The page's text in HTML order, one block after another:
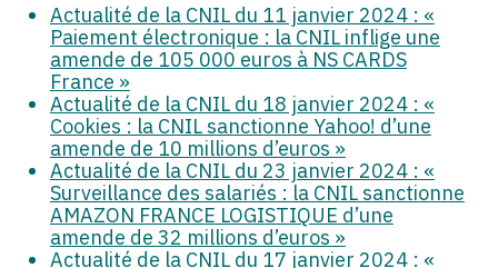
Actualité de la CNIL du 11 janvier 2024 : «
Paiement électronique : la CNIL inflige une
amende de 105 000 euros à NS CARDS
France »
Actualité de la CNIL du 18 janvier 2024 : «
Cookies : la CNIL sanctionne Yahoo! d’une
amende de 10 millions d’euros »
Actualité de la CNIL du 23 janvier 2024 : «
Surveillance des salariés : la CNIL sanctionne
AMAZON FRANCE LOGISTIQUE d’une
amende de 32 millions d’euros »
Actualité de la CNIL du 17 janvier 2024 : «